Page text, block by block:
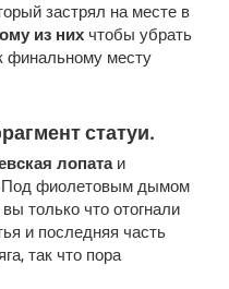
застрял на месте в
из них чтобы убрать
финальному месту
статуи.
лопата и
Под фиолетовым дымом
только что отогнали
и последняя часть
так что пора